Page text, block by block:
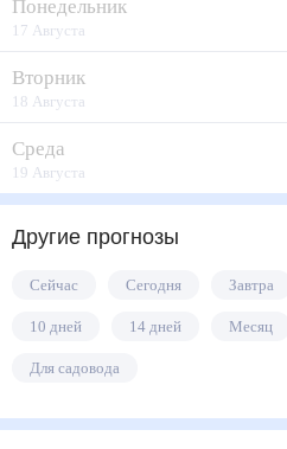
Понедельник
17 Августа
Вторник
18 Августа
Среда
19 Августа
Другие прогнозы
Сейчас Сегодня Завтра
10 дней 14 дней Месяц
Для садовода